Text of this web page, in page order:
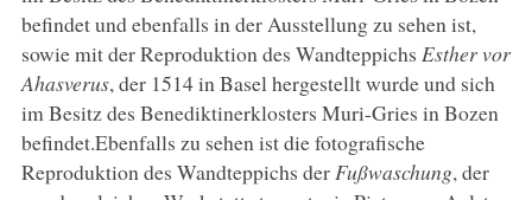
befindet und ebenfalls in der Ausstellung zu sehen ist,
sowie mit der Reproduktion des Wandteppichs Esther vor
Ahasverus, der 1514 in Basel hergestellt wurde und sich
im Besitz des Benediktinerklosters Muri-Gries in Bozen
befindet.Ebenfalls zu sehen ist die fotografische
Reproduktion des Wandteppichs der Fußwaschung, der